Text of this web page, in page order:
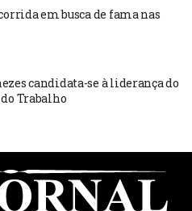
em busca de fama nas
candidata-se à liderança do
Trabalho